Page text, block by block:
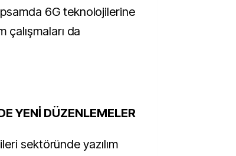
6G teknolojilerine
çalışmaları da
YENİ DÜZENLEMELER
sektöründe yazılım